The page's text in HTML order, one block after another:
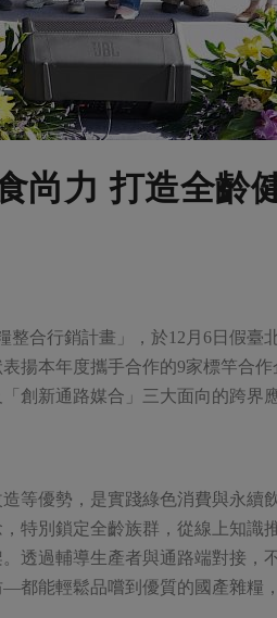
尚力 打造全齡
合行銷計畫」，於12月6日假臺
揚本年度攜手合作的9家標竿合
創新通路媒合」三大面向的跨界
等優勢，是實踐綠色消費與永續
特別鎖定全齡族群，從線上知識
透過輔導生產者與通路端對接，
能輕鬆品嚐到優質的國產雜糧